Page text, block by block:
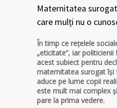
Maternitatea
care mulți nu o
În timp ce rețelele
„eticitate”, iar
acest subiect pentru
maternitatea surogat
aduce pe lume copii
este mult mai complex
pare la prima vedere.